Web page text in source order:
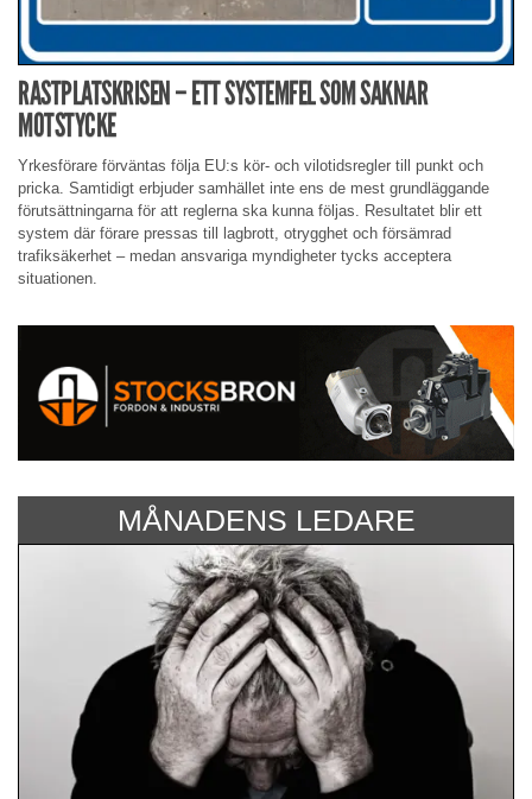
RASTPLATSKRISEN – ETT SYSTEMFEL SOM SAKNAR
MOTSTYCKE
Yrkesförare förväntas följa EU:s kör- och vilotidsregler till punkt och
pricka. Samtidigt erbjuder samhället inte ens de mest grundläggande
förutsättningarna för att reglerna ska kunna följas. Resultatet blir ett
system där förare pressas till lagbrott, otrygghet och försämrad
trafiksäkerhet – medan ansvariga myndigheter tycks acceptera
situationen.
MÅNADENS LEDARE